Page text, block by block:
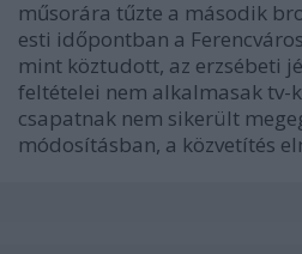
műsorára tűzte a második
esti időpontban a
mint köztudott, az erzsébeti
feltételei nem alkalmasak tv-
csapatnak nem sikerült
módosításban, a közvetítés